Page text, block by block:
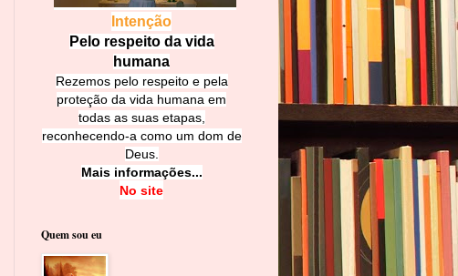
Intenção
Pelo respeito da vida
humana
Rezemos pelo respeito e pela
proteção da vida humana em
todas as suas etapas,
reconhecendo-a como um dom de
Deus.
Mais informações...
No site
Quem sou eu